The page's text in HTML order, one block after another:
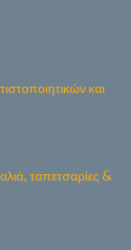
και
ταπετσαρίες &